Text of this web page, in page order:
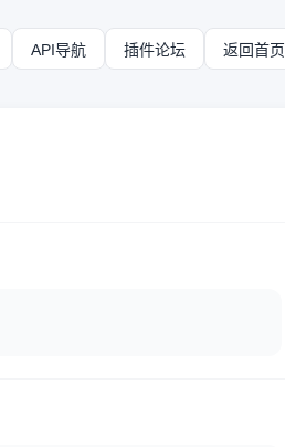
API导航 插件论坛 返回首页